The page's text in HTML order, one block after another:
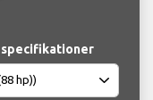
specifikationer